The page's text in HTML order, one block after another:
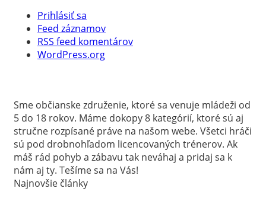
Prihlásiť sa
Feed záznamov
RSS feed komentárov
WordPress.org
Sme občianske združenie, ktoré sa venuje mládeži od
5 do 18 rokov. Máme dokopy 8 kategórií, ktoré sú aj
stručne rozpísané práve na našom webe. Všetci hráči
sú pod drobnohľadom licencovaných trénerov. Ak
máš rád pohyb a zábavu tak neváhaj a pridaj sa k
nám aj ty. Tešíme sa na Vás!
Najnovšie články